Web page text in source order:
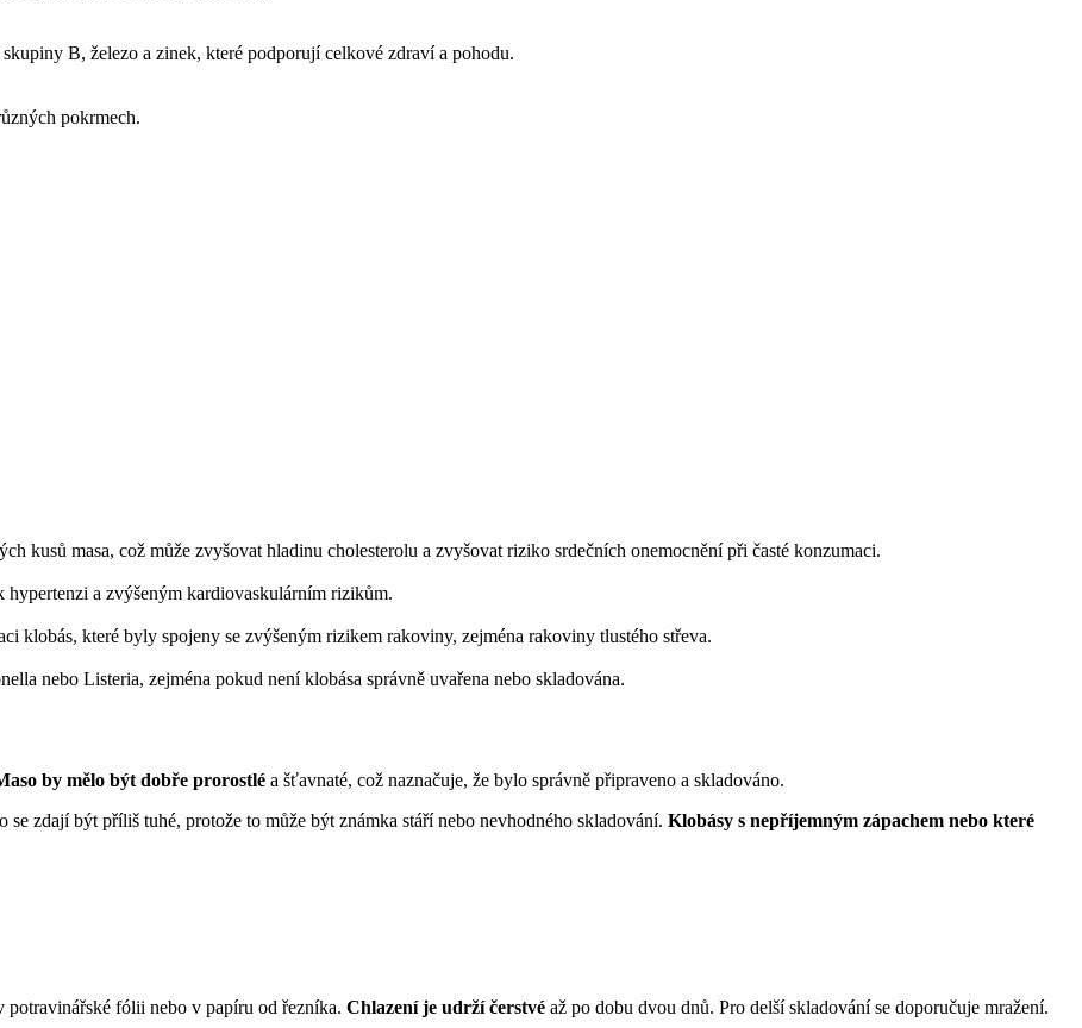
B, železo a zinek, které podporují celkové zdraví a pohodu.
pokrmech.
kusů masa, což může zvyšovat hladinu cholesterolu a zvyšovat riziko srdečních onemocnění při časté konzumaci.
hypertenzi a zvýšeným kardiovaskulárním rizikům.
klobás, které byly spojeny se zvýšeným rizikem rakoviny, zejména rakoviny tlustého střeva.
nebo Listeria, zejména pokud není klobása správně uvařena nebo skladována.
by mělo být dobře prorostlé a šťavnaté, což naznačuje, že bylo správně připraveno a skladováno.
zdají být příliš tuhé, protože to může být známka stáří nebo nevhodného skladování. Klobásy s nepříjemným zápachem nebo které
fólii nebo v papíru od řezníka. Chlazení je udrží čerstvé až po dobu dvou dnů. Pro delší skladování se doporučuje mražení.